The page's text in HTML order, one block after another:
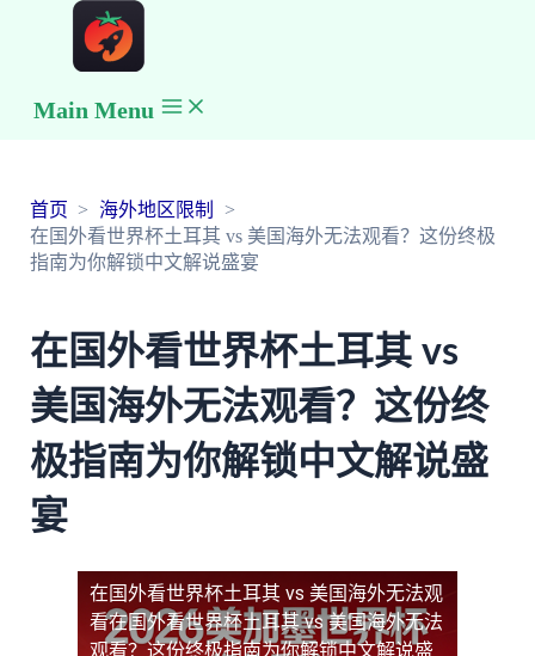
Main Menu
首页
海外地区限制
在国外看世界杯土耳其 vs 美国海外无法观看？这份终极
指南为你解锁中文解说盛宴
在国外看世界杯土耳其 vs
美国海外无法观看？这份终
极指南为你解锁中文解说盛
宴
在国外看世界杯土耳其 vs 美国海外无法观
看在国外看世界杯土耳其 vs 美国海外无法
观看？这份终极指南为你解锁中文解说盛